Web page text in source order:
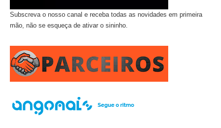
Subscreva o nosso canal e receba todas as novidades em primeira
mão, não se esqueça de ativar o sininho.